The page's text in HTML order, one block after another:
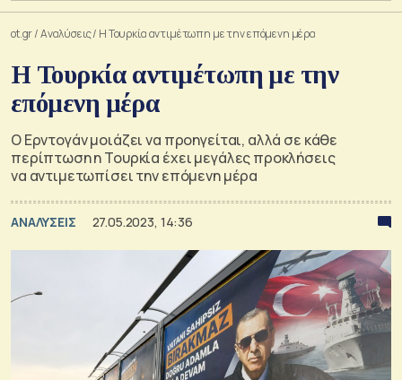
ot.gr/Αναλύσεις/ Η Τουρκία αντιμέτωπη με την επόμενη μέρα
Η Τουρκία αντιμέτωπη με την
επόμενη μέρα
Ο Ερντογάν μοιάζει να προηγείται, αλλά σε κάθε
περίπτωση η Τουρκία έχει μεγάλες προκλήσεις
να αντιμετωπίσει την επόμενη μέρα
ΑΝΑΛΥΣΕΙΣ 27.05.2023, 14:36